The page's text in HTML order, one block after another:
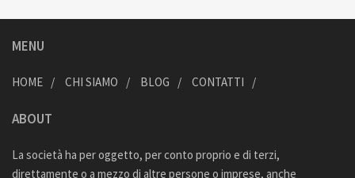
MENU
HOME CHI SIAMO BLOG CONTATTI
ABOUT
La società ha per oggetto, per conto proprio e di terzi,
direttamente o a mezzo di altre persone o imprese, anche